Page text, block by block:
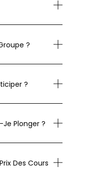
?
?
Je Plonger ?
Des Cours